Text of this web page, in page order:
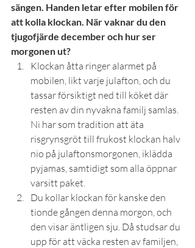
sängen. Handen letar efter mobilen för
att kolla klockan. När vaknar du den
tjugofjärde december och hur ser
morgonen ut?
Klockan åtta ringer alarmet på
mobilen, likt varje julafton, och du
tassar försiktigt ned till köket där
resten av din nyvakna familj samlas.
Ni har som tradition att äta
risgrynsgröt till frukost klockan halv
nio på julaftonsmorgonen, iklädda
pyjamas, samtidigt som alla öppnar
varsitt paket.
Du kollar klockan för kanske den
tionde gången denna morgon, och
den visar äntligen sju. Då studsar du
upp för att väcka resten av familjen,